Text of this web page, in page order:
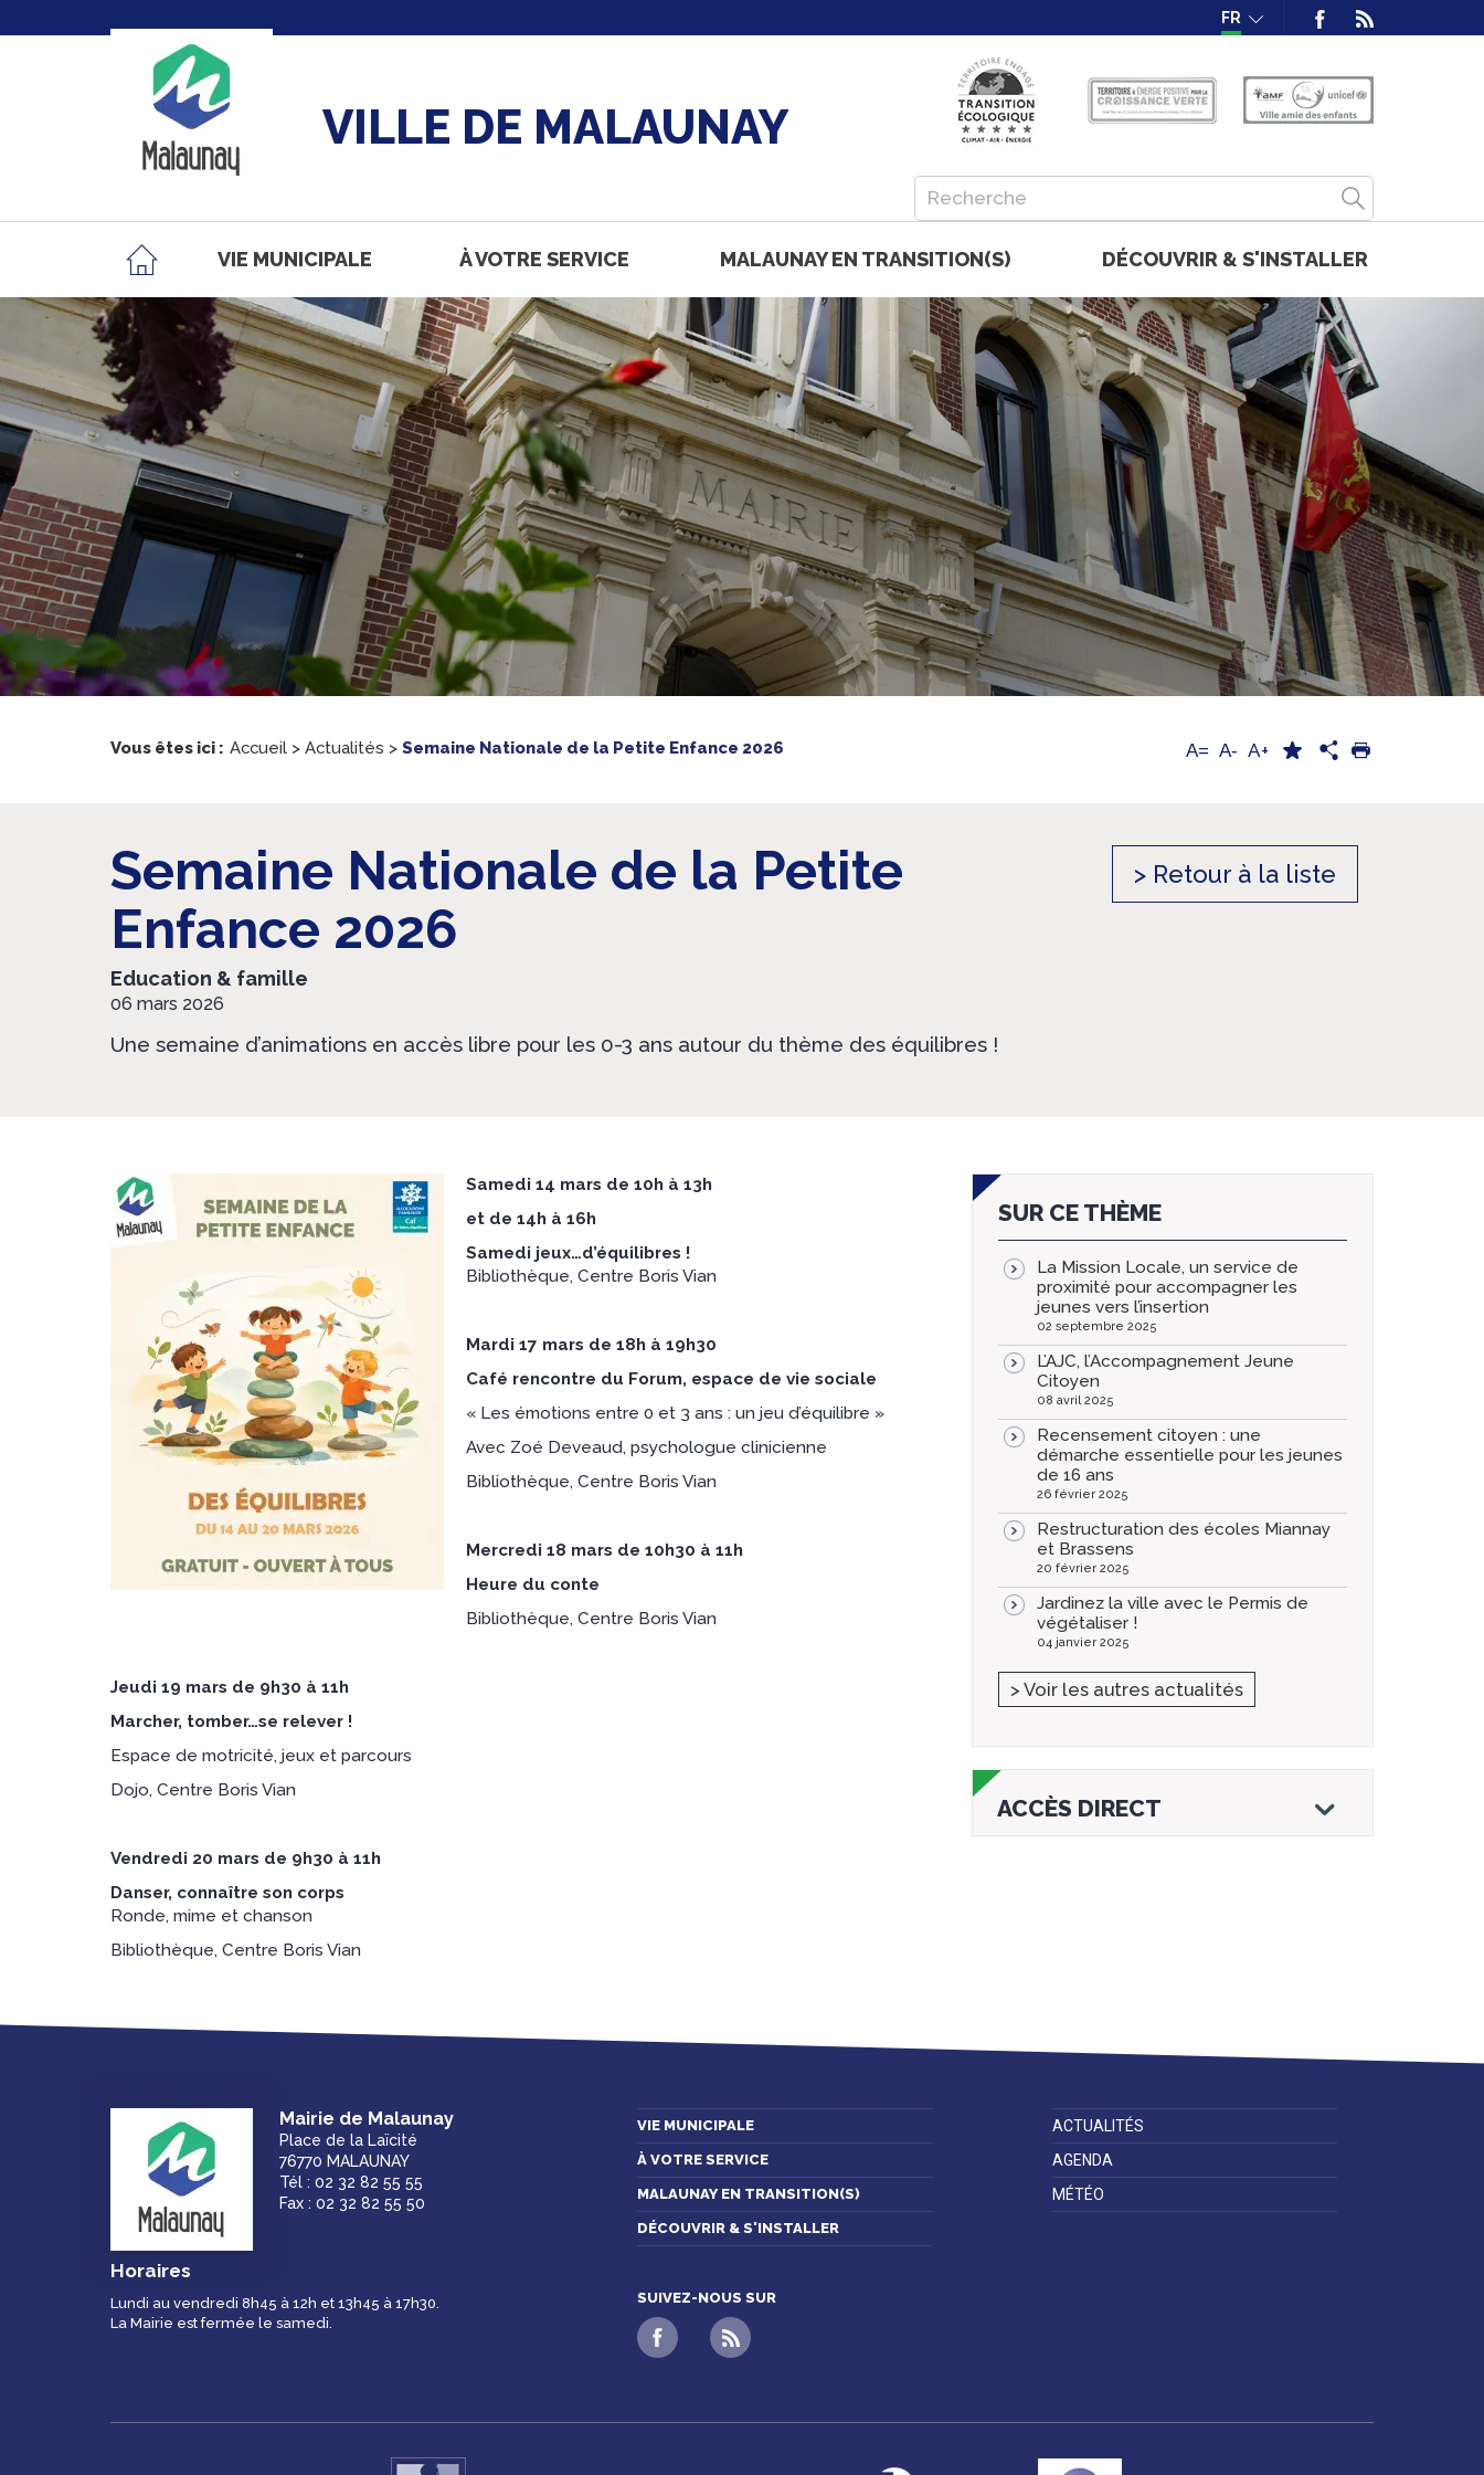
FR
VILLE DE MALAUNAY
VIE MUNICIPALE À VOTRE SERVICE MALAUNAY EN TRANSITION(S) DÉCOUVRIR & S'INSTALLER
Vous êtes ici : Accueil > Actualités > Semaine Nationale de la Petite Enfance 2026 A= A- A+
Semaine Nationale de la Petite
Enfance 2026
> Retour à la liste
Education & famille
06 mars 2026
Une semaine d’animations en accès libre pour les 0-3 ans autour du thème des équilibres !
Samedi 14 mars de 10h à 13h
et de 14h à 16h
Samedi jeux…d’équilibres !
Bibliothèque, Centre Boris Vian
Mardi 17 mars de 18h à 19h30
Café rencontre du Forum, espace de vie sociale
« Les émotions entre 0 et 3 ans : un jeu d’équilibre »
Avec Zoé Deveaud, psychologue clinicienne
Bibliothèque, Centre Boris Vian
Mercredi 18 mars de 10h30 à 11h
Heure du conte
Bibliothèque, Centre Boris Vian
Jeudi 19 mars de 9h30 à 11h
Marcher, tomber…se relever !
Espace de motricité, jeux et parcours
Dojo, Centre Boris Vian
Vendredi 20 mars de 9h30 à 11h
Danser, connaître son corps
Ronde, mime et chanson
Bibliothèque, Centre Boris Vian
SUR CE THÈME
La Mission Locale, un service de
proximité pour accompagner les
jeunes vers l’insertion
02 septembre 2025
L’AJC, l’Accompagnement Jeune
Citoyen
08 avril 2025
Recensement citoyen : une
démarche essentielle pour les jeunes
de 16 ans
26 février 2025
Restructuration des écoles Miannay
et Brassens
20 février 2025
Jardinez la ville avec le Permis de
végétaliser !
04 janvier 2025
> Voir les autres actualités
ACCÈS DIRECT
Mairie de Malaunay
Place de la Laïcité
76770 MALAUNAY
Tél : 02 32 82 55 55
Fax : 02 32 82 55 50
Horaires
Lundi au vendredi 8h45 à 12h et 13h45 à 17h30.
La Mairie est fermée le samedi.
VIE MUNICIPALE
À VOTRE SERVICE
MALAUNAY EN TRANSITION(S)
DÉCOUVRIR & S'INSTALLER
SUIVEZ-NOUS SUR
ACTUALITÉS
AGENDA
MÉTÉO